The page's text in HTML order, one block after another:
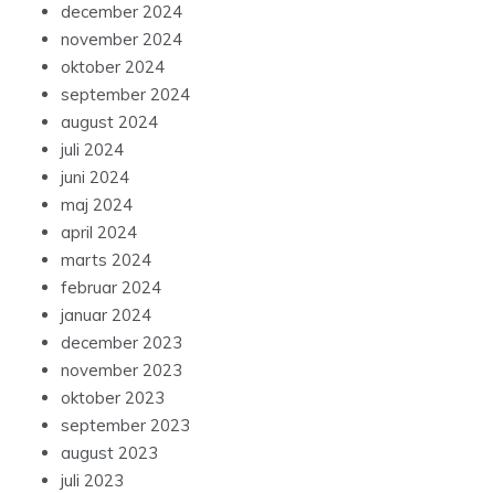
december 2024
november 2024
oktober 2024
september 2024
august 2024
juli 2024
juni 2024
maj 2024
april 2024
marts 2024
februar 2024
januar 2024
december 2023
november 2023
oktober 2023
september 2023
august 2023
juli 2023